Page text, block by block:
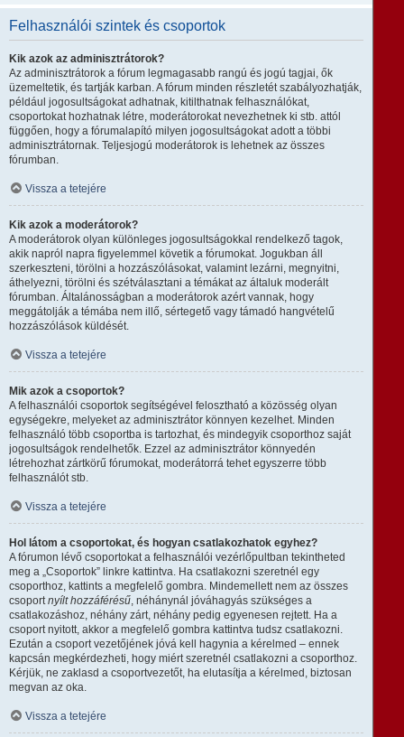
Felhasználói szintek és csoportok
Kik azok az adminisztrátorok?
Az adminisztrátorok a fórum legmagasabb rangú és jogú tagjai, ők
üzemeltetik, és tartják karban. A fórum minden részletét szabályozhatják,
például jogosultságokat adhatnak, kitilthatnak felhasználókat,
csoportokat hozhatnak létre, moderátorokat nevezhetnek ki stb. attól
függően, hogy a fórumalapító milyen jogosultságokat adott a többi
adminisztrátornak. Teljesjogú moderátorok is lehetnek az összes
fórumban.
Vissza a tetejére
Kik azok a moderátorok?
A moderátorok olyan különleges jogosultságokkal rendelkező tagok,
akik napról napra figyelemmel követik a fórumokat. Jogukban áll
szerkeszteni, törölni a hozzászólásokat, valamint lezárni, megnyitni,
áthelyezni, törölni és szétválasztani a témákat az általuk moderált
fórumban. Általánosságban a moderátorok azért vannak, hogy
meggátolják a témába nem illő, sértegető vagy támadó hangvételű
hozzászólások küldését.
Vissza a tetejére
Mik azok a csoportok?
A felhasználói csoportok segítségével felosztható a közösség olyan
egységekre, melyeket az adminisztrátor könnyen kezelhet. Minden
felhasználó több csoportba is tartozhat, és mindegyik csoporthoz saját
jogosultságok rendelhetők. Ezzel az adminisztrátor könnyedén
létrehozhat zártkörű fórumokat, moderátorrá tehet egyszerre több
felhasználót stb.
Vissza a tetejére
Hol látom a csoportokat, és hogyan csatlakozhatok egyhez?
A fórumon lévő csoportokat a felhasználói vezérlőpultban tekintheted
meg a „Csoportok” linkre kattintva. Ha csatlakozni szeretnél egy
csoporthoz, kattints a megfelelő gombra. Mindemellett nem az összes
csoportnyílt hozzáférésű, néhánynál jóváhagyás szükséges a
csatlakozáshoz, néhány zárt, néhány pedig egyenesen rejtett. Ha a
csoport nyitott, akkor a megfelelő gombra kattintva tudsz csatlakozni.
Ezután a csoport vezetőjének jóvá kell hagynia a kérelmed – ennek
kapcsán megkérdezheti, hogy miért szeretnél csatlakozni a csoporthoz.
Kérjük, ne zaklasd a csoportvezetőt, ha elutasítja a kérelmed, biztosan
megvan az oka.
Vissza a tetejére